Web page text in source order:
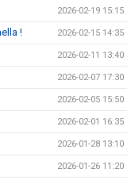
2026-02-19 15:15
! 2026-02-15 14:35
2026-02-11 13:40
2026-02-07 17:30
2026-02-05 15:50
2026-02-01 16:35
2026-01-28 13:10
2026-01-26 11:20